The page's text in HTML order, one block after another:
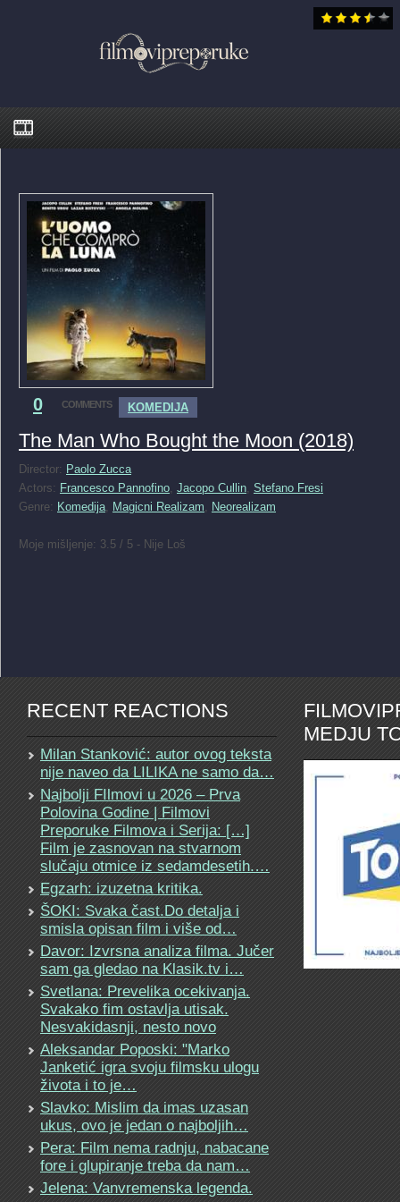
0 COMMENTS KOMEDIJA
The Man Who Bought the Moon (2018)
Director: Paolo Zucca
Actors: Francesco Pannofino Jacopo Cullin Stefano Fresi
Genre: Komedija Magicni Realizam Neorealizam
Moje mišljenje: 3.5 / 5 - Nije Loš
RECENT REACTIONS
Milan Stanković: autor ovog teksta
nije naveo da LILIKA ne samo da…
Najbolji FIlmovi u 2026 – Prva
Polovina Godine | Filmovi
Preporuke Filmova i Serija: […]
Film je zasnovan na stvarnom
slučaju otmice iz sedamdesetih.…
Egzarh: izuzetna kritika.
ŠOKI: Svaka čast.Do detalja i
smisla opisan film i više od…
Davor: Izvrsna analiza filma. Jučer
sam ga gledao na Klasik.tv i…
Svetlana: Prevelika ocekivanja.
Svakako fim ostavlja utisak.
Nesvakidasnji, nesto novo
Aleksandar Poposki: "Marko
Janketić igra svoju filmsku ulogu
života i to je…
Slavko: Mislim da imas uzasan
ukus, ovo je jedan o najboljih…
Pera: Film nema radnju, nabacane
fore i glupiranje treba da nam…
Jelena: Vanvremenska legenda.
MEDJU